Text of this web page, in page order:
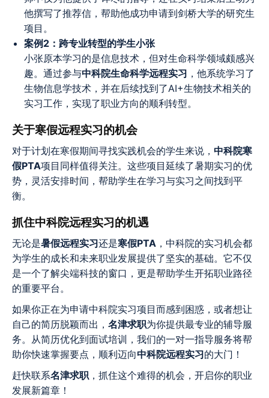
他撰写了推荐信，帮助他成功申请到剑桥大学的研究生
项目。
案例2：跨专业转型的学生小张
小张原本学习的是信息技术，但对生命科学领域颇感兴
趣。通过参与中科院生命科学远程实习 ，他系统学习了
生物信息学技术，并在后续找到了AI+生物技术相关的
实习工作，实现了职业方向的顺利转型。
关于寒假远程实习的机会
对于计划在寒假期间寻找实践机会的学生来说， 中科院寒
假PTA项目同样值得关注。这些项目延续了暑期实习的优
势，灵活安排时间，帮助学生在学习与实习之间找到平
衡。
抓住中科院远程实习的机遇
无论是暑假远程实习还是寒假PTA ，中科院的实习机会都
为学生的成长和未来职业发展提供了坚实的基础。它不仅
是一个了解尖端科技的窗口，更是帮助学生开拓职业路径
的重要平台。
如果你正在为申请中科院实习项目而感到困惑，或者想让
自己的简历脱颖而出， 名津求职为你提供最专业的辅导服
务。从简历优化到面试培训，我们的一对一指导服务将帮
助你快速掌握要点，顺利迈向中科院远程实习的大门！
赶快联系名津求职 ，抓住这个难得的机会，开启你的职业
发展新篇章！